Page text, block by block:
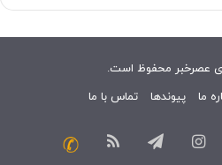
عصرخبر محفوظ است.
ما پیوندها تماس با ما
یوتیوب اینستاگرامتلگرام خوراک